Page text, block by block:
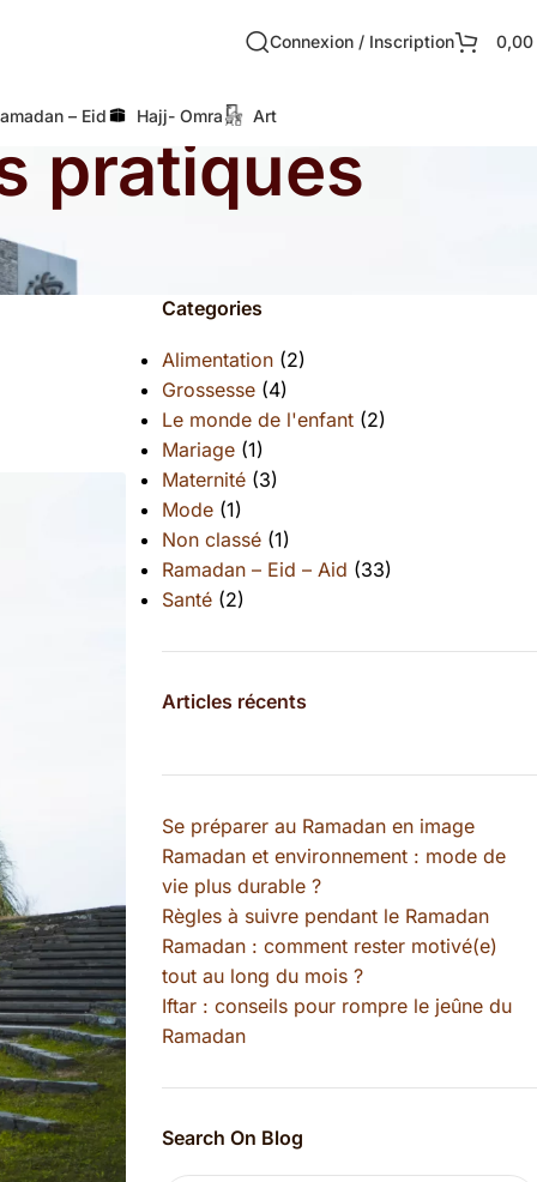
Connexion / Inscription 0,00
– Eid Hajj- Omra Art
pratiques
Categories
Alimentation(2)
Grossesse(4)
Le monde de l'enfant(2)
Mariage(1)
Maternité(3)
Mode(1)
Non classé(1)
Ramadan – Eid – Aid (33)
Santé(2)
Articles récents
Se préparer au Ramadan en image
Ramadan et environnement : mode de
vie plus durable ?
Règles à suivre pendant le Ramadan
Ramadan : comment rester motivé(e)
tout au long du mois ?
Iftar : conseils pour rompre le jeûne du
Ramadan
Search On Blog